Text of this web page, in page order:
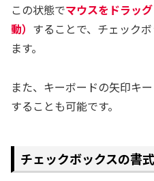
この状態でマウスをドラッ
動） することで、チェック
ます。
また、キーボードの矢印
することも可能です。
チェックボックスの書